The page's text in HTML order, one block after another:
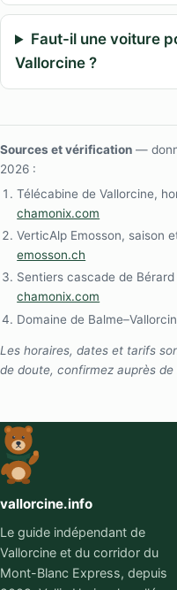
Faut-il une voiture
Vallorcine ?
Sources et vérification —
2026 :
Télécabine de Vallorcine,
chamonix.com
VerticAlp Emosson,
emosson.ch
Sentiers cascade de
chamonix.com
Domaine de
Les horaires, dates et tarifs
de doute, confirmez auprès
vallorcine.info
Le guide indépendant de
Vallorcine et du corridor du
Mont-Blanc Express, depuis